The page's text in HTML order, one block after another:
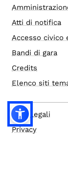
Atti di notifica
Accesso civico
Bandi di gara
Credits
Elenco siti
Note legali
Privacy